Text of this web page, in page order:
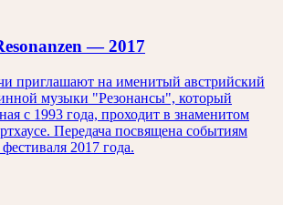
— 2017
приглашают на именитый австрийский
музыки "Резонансы", который
с 1993 года, проходит в знаменитом
Передача посвящена событиям
2017 года.